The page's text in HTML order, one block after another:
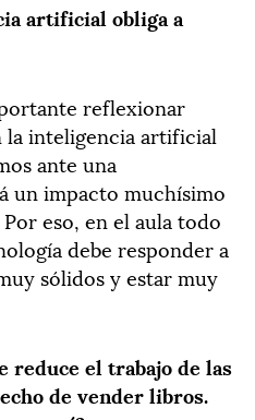
artificial obliga a
reflexionar
la inteligencia artificial
ante una
un impacto muchísimo
eso, en el aula todo
debe responder a
sólidos y estar muy
reduce el trabajo de las
de vender libros.